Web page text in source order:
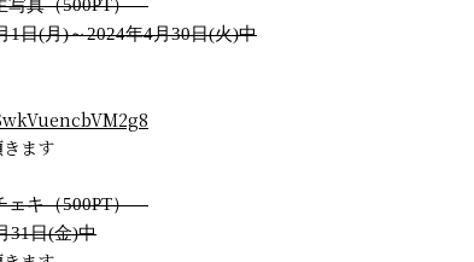
写真（500PT）
日(月)～2024年4月30日(火)中
ます
ェキ（500PT）
31日(金)中